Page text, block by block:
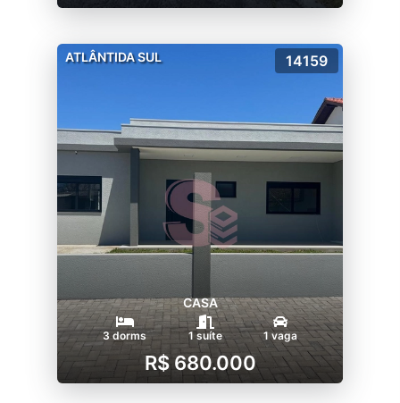
ATLÂNTIDA SUL 14159
CASA
3 dorms 1 suíte 1 vaga
R$ 680.000